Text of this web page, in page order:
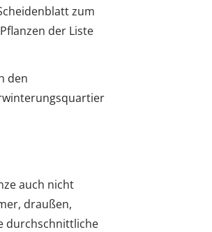
zum
der Liste
den
auch nicht
draußen,
durchschnittliche